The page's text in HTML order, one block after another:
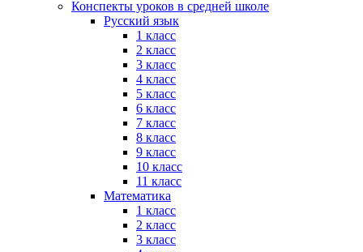
Конспекты уроков в средней школе
Русский язык
1 класс
2 класс
3 класс
4 класс
5 класс
6 класс
7 класс
8 класс
9 класс
10 класс
11 класс
Математика
1 класс
2 класс
3 класс